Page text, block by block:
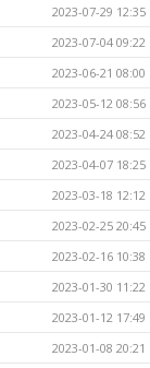
2023-07-29 12:35
2023-07-04 09:22
2023-06-21 08:00
2023-05-12 08:56
2023-04-24 08:52
2023-04-07 18:25
2023-03-18 12:12
2023-02-25 20:45
2023-02-16 10:38
2023-01-30 11:22
2023-01-12 17:49
2023-01-08 20:21